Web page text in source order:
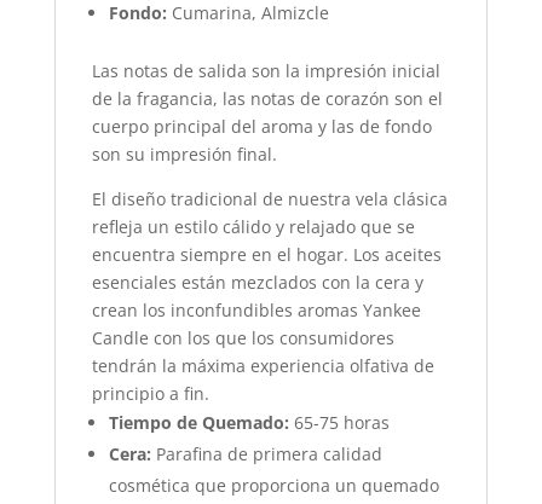
Fondo: Cumarina, Almizcle
Las notas de salida son la impresión inicial
de la fragancia, las notas de corazón son el
cuerpo principal del aroma y las de fondo
son su impresión final.
El diseño tradicional de nuestra vela clásica
refleja un estilo cálido y relajado que se
encuentra siempre en el hogar. Los aceites
esenciales están mezclados con la cera y
crean los inconfundibles aromas Yankee
Candle con los que los consumidores
tendrán la máxima experiencia olfativa de
principio a fin.
Tiempo de Quemado: 65-75 horas
Cera: Parafina de primera calidad
cosmética que proporciona un quemado